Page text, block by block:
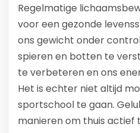
Regelmatige
voor een gezonde
ons gewicht onder
spieren en botten te
te verbeteren en ons
Het is echter niet altijd
sportschool te gaan.
manieren om thuis actief